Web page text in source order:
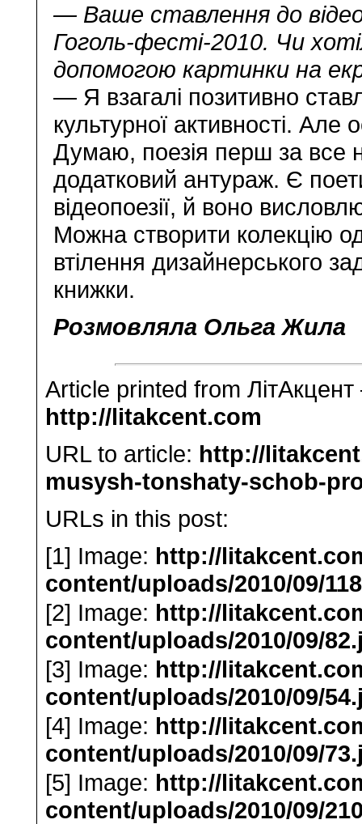
— Ваше ставлення до
Гоголь-фесті-2010. Чи
допомогою картинки на
— Я взагалі позитивно
культурної активності.
Думаю, поезія перш за все
додатковий антураж. Є
відеопоезії, й воно
Можна створити колекцію
втілення дизайнерського
книжки.
Розмовляла Ольга Жила
Article printed from ЛітАкцент
http://litakcent.com
URL to article: http://
musysh-tonshaty-schob-
URLs in this post:
[1] Image: http://
content/uploads/2010/09/
[2] Image: http://
content/uploads/2010/09/
[3] Image: http://
content/uploads/2010/09/
[4] Image: http://
content/uploads/2010/09/
[5] Image: http://
content/uploads/2010/09/